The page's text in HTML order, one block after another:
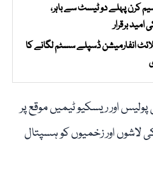
کرن پہلے دو ٹیسٹ سے باہر،
برقرار
انفارمیشن ڈسپلے سسٹم لگانے کا
اور ریسکیو ٹیمیں موقع پر
لاشوں اور زخمیوں کو ہسپتال